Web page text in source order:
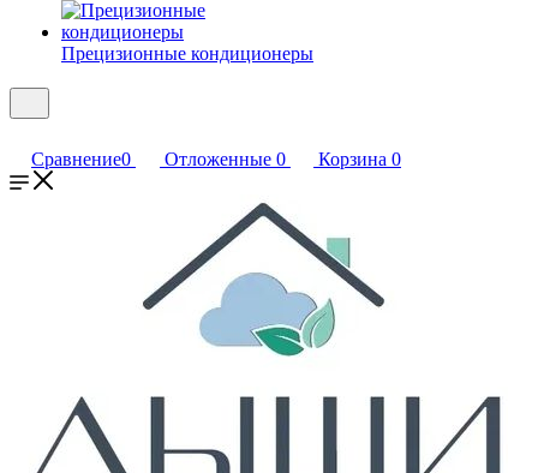
Прецизионные кондиционеры
Сравнение0 Отложенные 0 Корзина 0